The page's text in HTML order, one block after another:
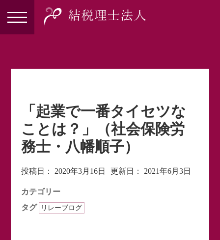
「起業で一番タイセツな
ことは？」（社会保険労
務士・八幡順子）
投稿日： 2020年3月16日 更新日： 2021年6月3日
カテゴリー
タグ
リレーブログ